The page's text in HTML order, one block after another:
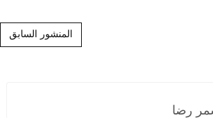
المنشور السابق
رضا